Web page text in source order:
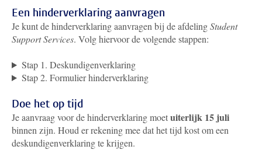
Een hinderverklaring aanvragen
Je kunt de hinderverklaring aanvragen bij de afdelingStudent
Support Services. Volg hiervoor de volgende stappen:
Stap 1. Deskundigenverklaring
Stap 2. Formulier hinderverklaring
Doe het op tijd
Je aanvraag voor de hinderverklaring moetuiterlijk 15 juli
binnen zijn. Houd er rekening mee dat het tijd kost om een
deskundigenverklaring te krijgen.